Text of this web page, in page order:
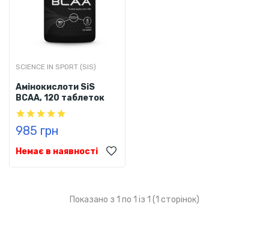
SCIENCE IN SPORT (SIS)
Амінокислоти SiS
BCAA, 120 таблеток
985 грн
Немає в наявності
Показано з 1 по 1 із 1 (1 сторінок)